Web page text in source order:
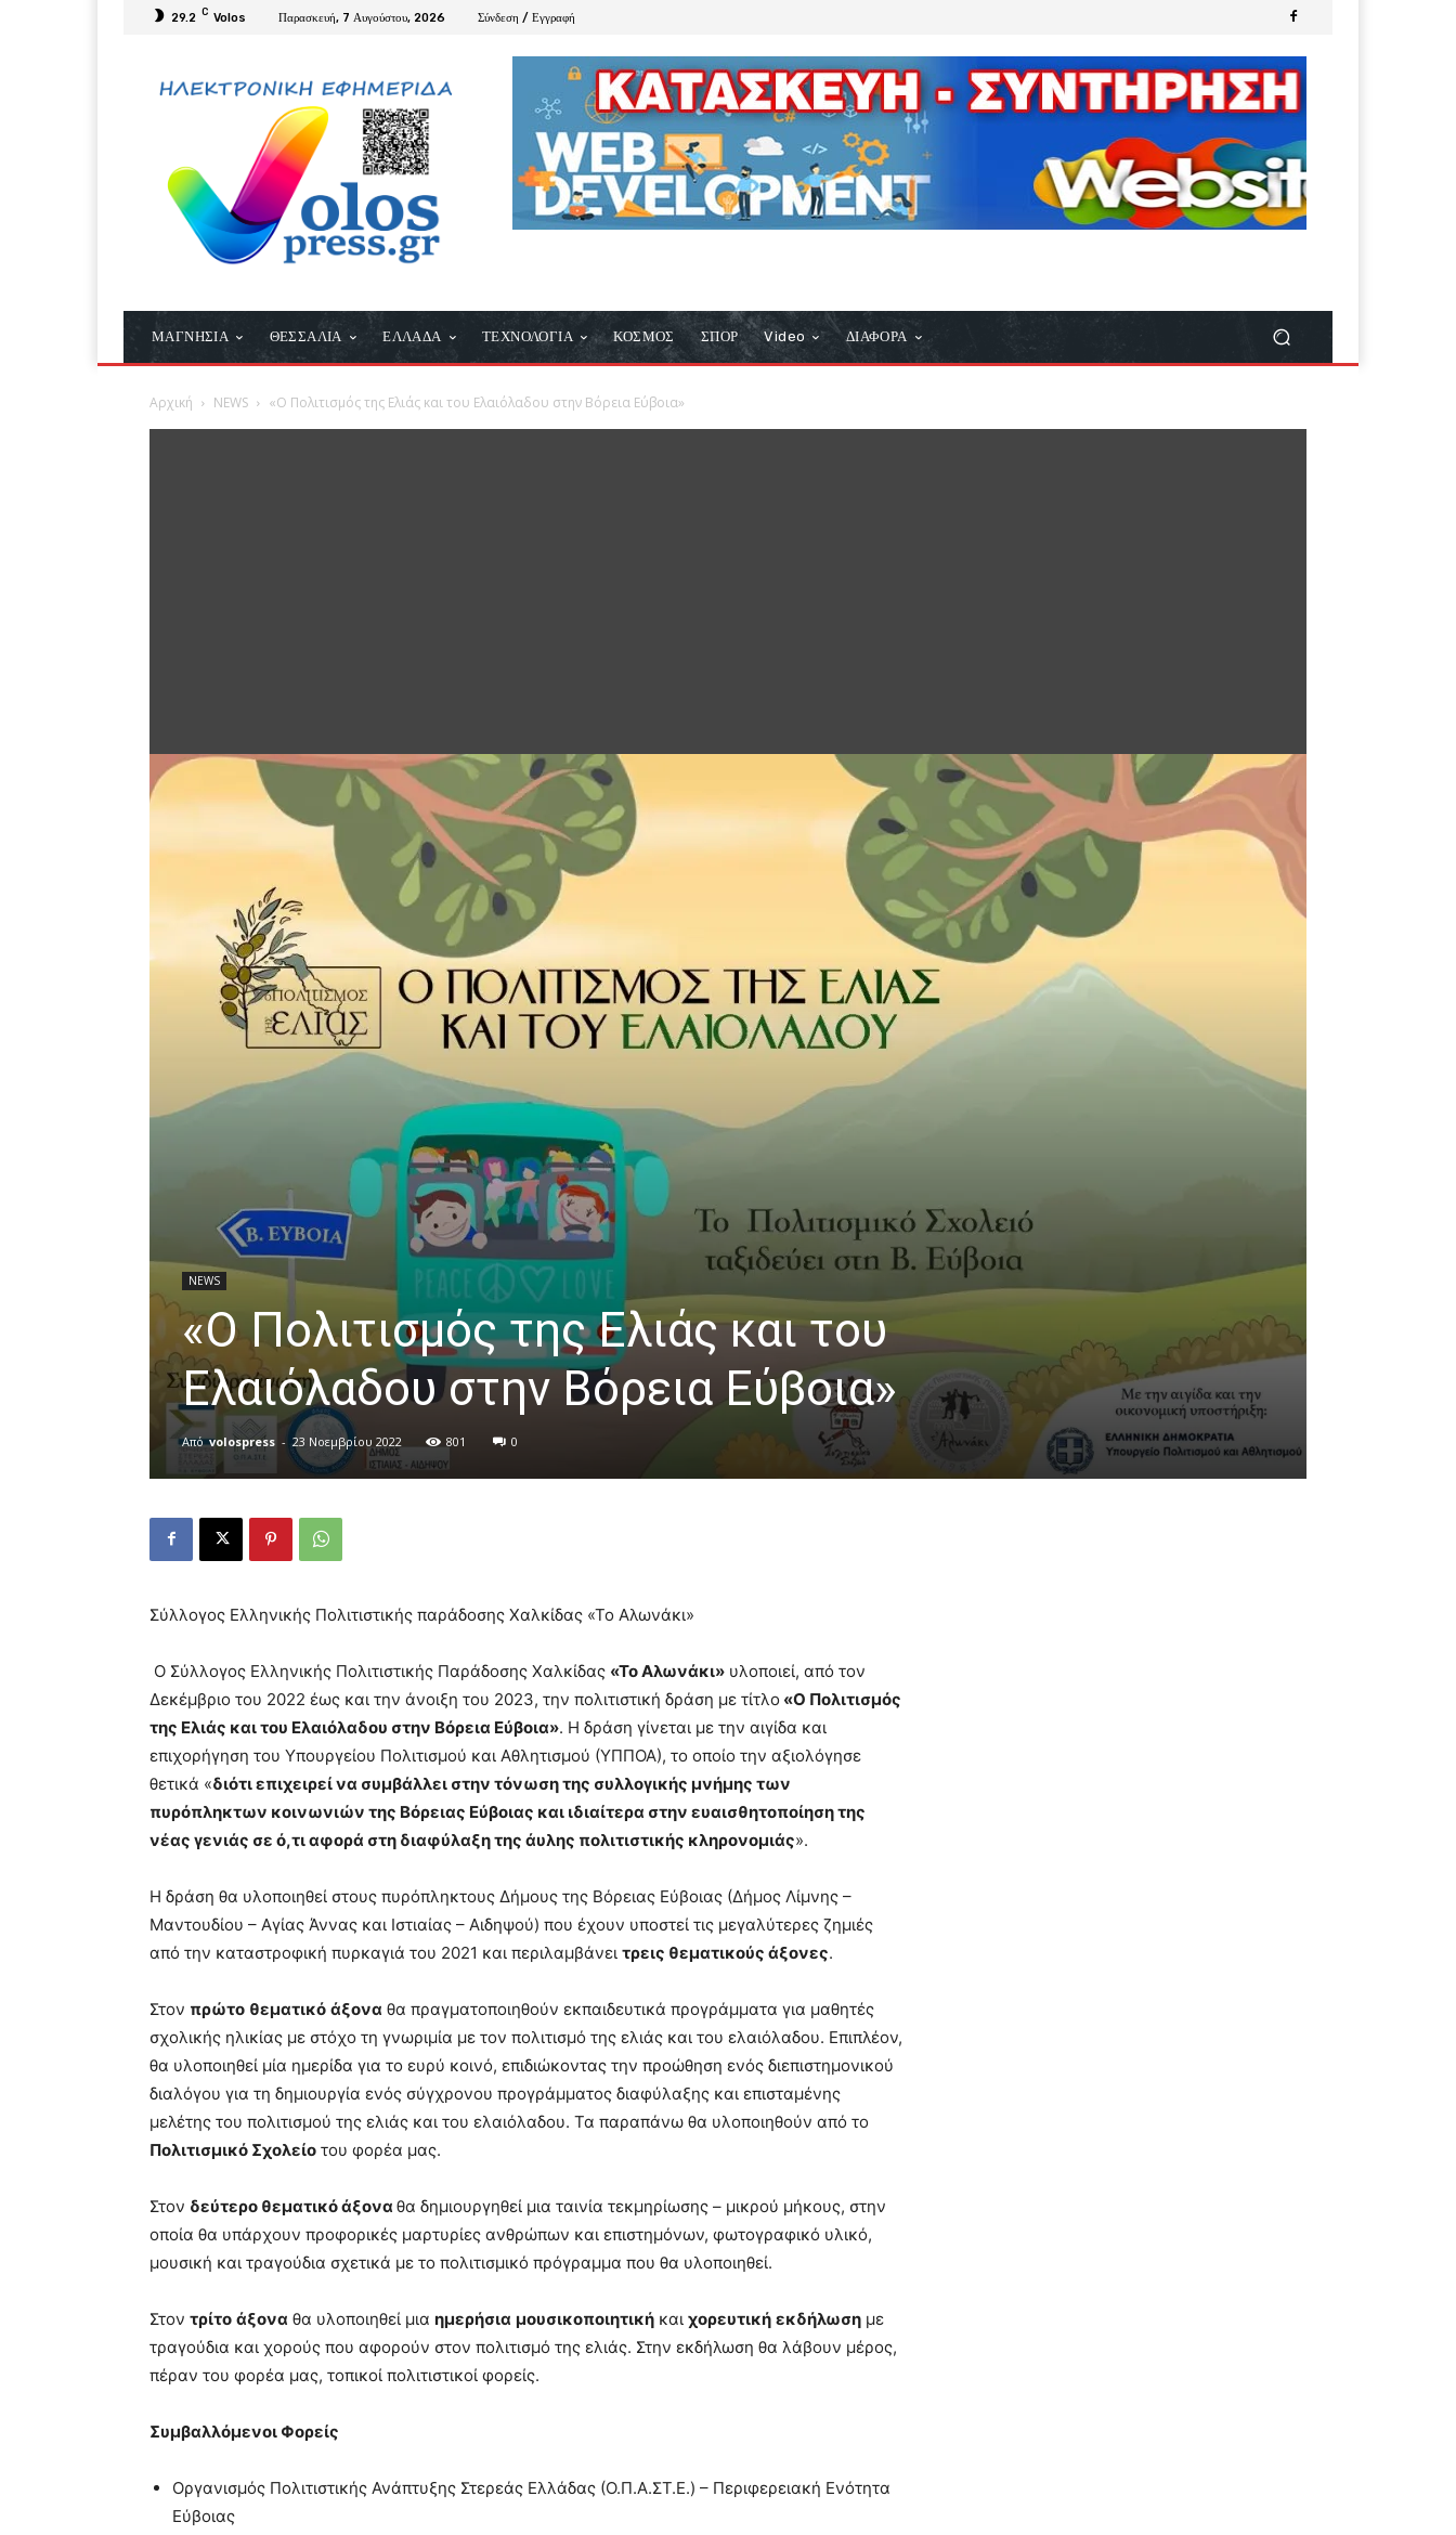
29.2 C Volos Παρασκευή, 7 Αυγούστου, 2026 Σύνδεση / Εγγραφή
ΜΑΓΝΗΣΙΑ ΘΕΣΣΑΛΙΑ ΕΛΛΑΔΑ ΤΕΧΝΟΛΟΓΙΑ ΚΟΣΜΟΣ ΣΠΟΡ Video ΔΙΑΦΟΡΑ
Αρχική NEWS «Ο Πολιτισμός της Ελιάς και του Ελαιόλαδου στην Βόρεια Εύβοια»
NEWS
«Ο Πολιτισμός της Ελιάς και του
Ελαιόλαδου στην Βόρεια Εύβοια»
Από volospress - 23 Νοεμβρίου 2022 801 0
Σύλλογος Ελληνικής Πολιτιστικής παράδοσης Χαλκίδας «Το Αλωνάκι»
Ο Σύλλογος Ελληνικής Πολιτιστικής Παράδοσης Χαλκίδας «Το Αλωνάκι» υλοποιεί, από τον
Δεκέμβριο του 2022 έως και την άνοιξη του 2023, την πολιτιστική δράση με τίτλο «Ο Πολιτισμός
της Ελιάς και του Ελαιόλαδου στην Βόρεια Εύβοια». Η δράση γίνεται με την αιγίδα και
επιχορήγηση του Υπουργείου Πολιτισμού και Αθλητισμού (ΥΠΠΟΑ), το οποίο την αξιολόγησε
θετικά «διότι επιχειρεί να συμβάλλει στην τόνωση της συλλογικής μνήμης των
πυρόπληκτων κοινωνιών της Βόρειας Εύβοιας και ιδιαίτερα στην ευαισθητοποίηση της
νέας γενιάς σε ό,τι αφορά στη διαφύλαξη της άυλης πολιτιστικής κληρονομιάς».
Η δράση θα υλοποιηθεί στους πυρόπληκτους Δήμους της Βόρειας Εύβοιας (Δήμος Λίμνης –
Μαντουδίου – Αγίας Άννας και Ιστιαίας – Αιδηψού) που έχουν υποστεί τις μεγαλύτερες ζημιές
από την καταστροφική πυρκαγιά του 2021 και περιλαμβάνει τρεις θεματικούς άξονες.
Στον πρώτο θεματικό άξονα θα πραγματοποιηθούν εκπαιδευτικά προγράμματα για μαθητές
σχολικής ηλικίας με στόχο τη γνωριμία με τον πολιτισμό της ελιάς και του ελαιόλαδου. Επιπλέον,
θα υλοποιηθεί μία ημερίδα για το ευρύ κοινό, επιδιώκοντας την προώθηση ενός διεπιστημονικού
διαλόγου για τη δημιουργία ενός σύγχρονου προγράμματος διαφύλαξης και επισταμένης
μελέτης του πολιτισμού της ελιάς και του ελαιόλαδου. Τα παραπάνω θα υλοποιηθούν από το
Πολιτισμικό Σχολείο του φορέα μας.
Στον δεύτερο θεματικό άξονα θα δημιουργηθεί μια ταινία τεκμηρίωσης – μικρού μήκους, στην
οποία θα υπάρχουν προφορικές μαρτυρίες ανθρώπων και επιστημόνων, φωτογραφικό υλικό,
μουσική και τραγούδια σχετικά με το πολιτισμικό πρόγραμμα που θα υλοποιηθεί.
Στον τρίτο άξονα θα υλοποιηθεί μια ημερήσια μουσικοποιητική και χορευτική εκδήλωση με
τραγούδια και χορούς που αφορούν στον πολιτισμό της ελιάς. Στην εκδήλωση θα λάβουν μέρος,
πέραν του φορέα μας, τοπικοί πολιτιστικοί φορείς.
Συμβαλλόμενοι Φορείς
Οργανισμός Πολιτιστικής Ανάπτυξης Στερεάς Ελλάδας (Ο.Π.Α.ΣΤ.Ε.) – Περιφερειακή Ενότητα
Εύβοιας